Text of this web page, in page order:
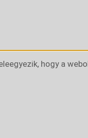
hogy a